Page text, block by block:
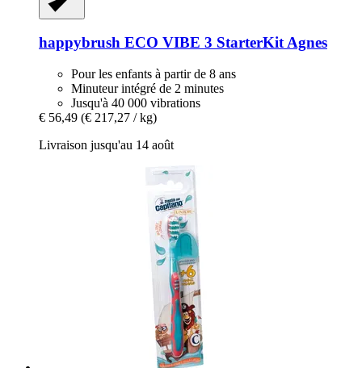
happybrush ECO VIBE 3 StarterKit Agnes
Pour les enfants à partir de 8 ans
Minuteur intégré de 2 minutes
Jusqu'à 40 000 vibrations
€ 56,49 (€ 217,27 / kg)
Livraison jusqu'au 14 août